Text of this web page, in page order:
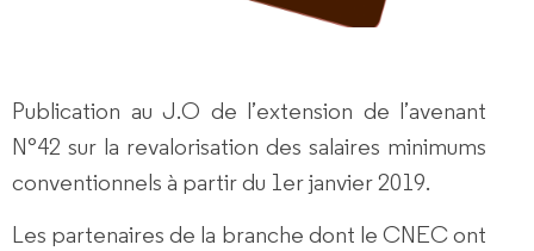
Publication au J.O de l’extension de l’avenant
N°42 sur la revalorisation des salaires minimums
conventionnels à partir du 1er janvier 2019.
Les partenaires de la branche dont le CNEC ont